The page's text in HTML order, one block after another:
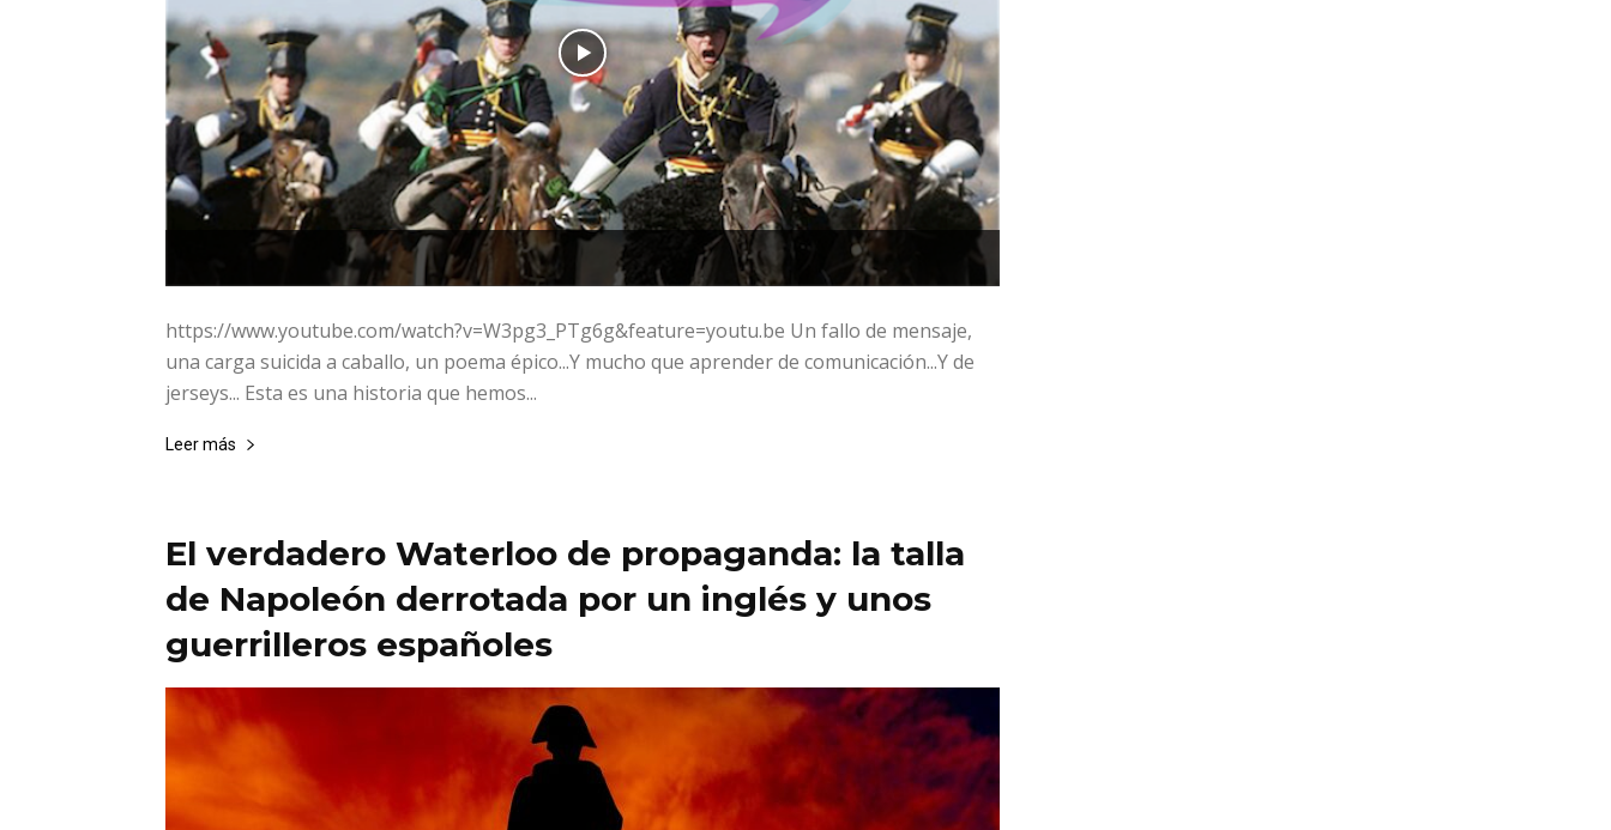
https://www.youtube.com/watch?v=W3pg3_PTg6g&feature=youtu.be Un fallo de mensaje,
una carga suicida a caballo, un poema épico...Y mucho que aprender de comunicación...Y de
jerseys... Esta es una historia que hemos...
Leer más
El verdadero Waterloo de propaganda: la talla
de Napoleón derrotada por un inglés y unos
guerrilleros españoles